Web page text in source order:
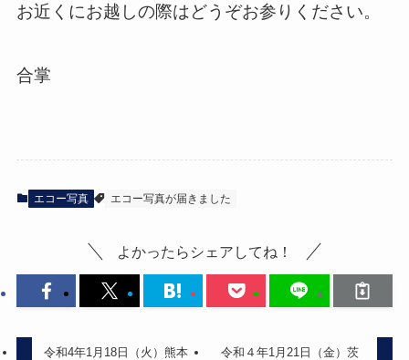
お近くにお越しの際はどうぞお参りください。
合掌
エコー写真 エコー写真が届きました
よかったらシェアしてね！
令和4年1月18日（火）熊本
令和４年1月21日（金）茨